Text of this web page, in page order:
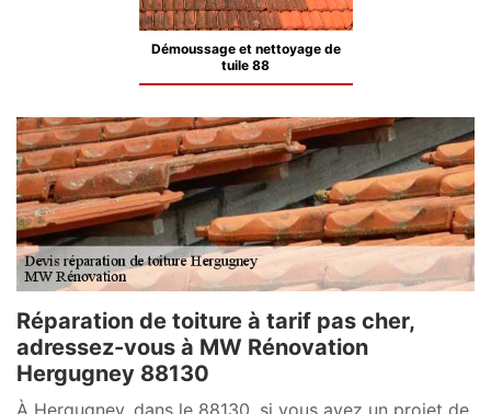
Démoussage et nettoyage de
tuile 88
Réparation de toiture à tarif pas cher,
adressez-vous à MW Rénovation
Hergugney 88130
À Hergugney, dans le 88130, si vous avez un projet de